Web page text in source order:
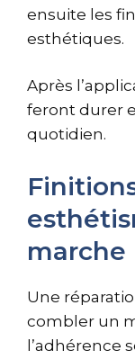
ensuite les
esthétiques.
Après
feront durer
quotidien.
marche
Une
combler un
l’adhérence